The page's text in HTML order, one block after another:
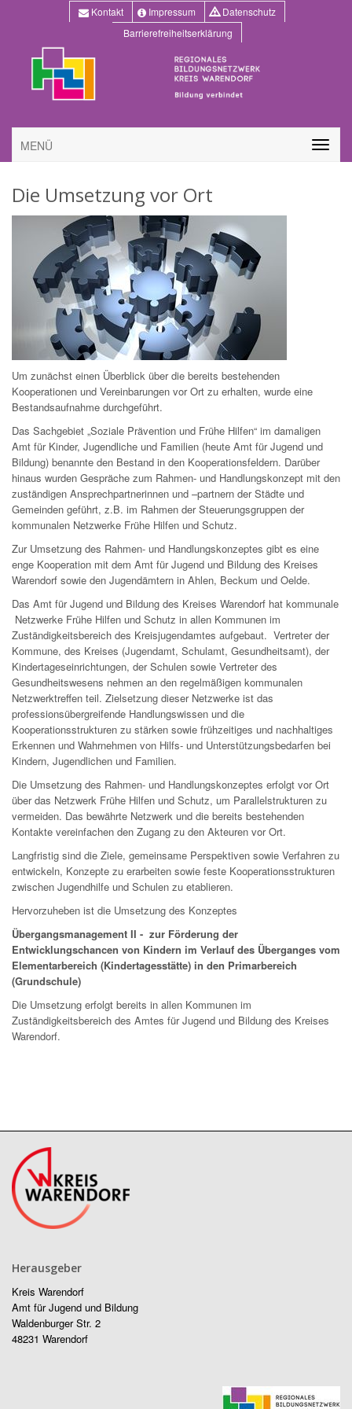
Kontakt Impressum
Datenschutz
Barrierefreiheitserklärung
MENÜ
Die Umsetzung vor Ort
Um zunächst einen Überblick über die bereits bestehenden
Kooperationen und Vereinbarungen vor Ort zu erhalten, wurde eine
Bestandsaufnahme durchgeführt.
Das Sachgebiet „Soziale Prävention und Frühe Hilfen“ im damaligen
Amt für Kinder, Jugendliche und Familien (heute Amt für Jugend und
Bildung) benannte den Bestand in den Kooperationsfeldern. Darüber
hinaus wurden Gespräche zum Rahmen- und Handlungskonzept mit den
zuständigen Ansprechpartnerinnen und –partnern der Städte und
Gemeinden geführt, z.B. im Rahmen der Steuerungsgruppen der
kommunalen Netzwerke Frühe Hilfen und Schutz.
Zur Umsetzung des Rahmen- und Handlungskonzeptes gibt es eine
enge Kooperation mit dem Amt für Jugend und Bildung des Kreises
Warendorf sowie den Jugendämtern in Ahlen, Beckum und Oelde.
Das Amt für Jugend und Bildung des Kreises Warendorf hat kommunale
Netzwerke Frühe Hilfen und Schutz in allen Kommunen im
Zuständigkeitsbereich des Kreisjugendamtes aufgebaut. Vertreter der
Kommune, des Kreises (Jugendamt, Schulamt, Gesundheitsamt), der
Kindertageseinrichtungen, der Schulen sowie Vertreter des
Gesundheitswesens nehmen an den regelmäßigen kommunalen
Netzwerktreffen teil. Zielsetzung dieser Netzwerke ist das
professionsübergreifende Handlungswissen und die
Kooperationsstrukturen zu stärken sowie frühzeitiges und nachhaltiges
Erkennen und Wahrnehmen von Hilfs- und Unterstützungsbedarfen bei
Kindern, Jugendlichen und Familien.
Die Umsetzung des Rahmen- und Handlungskonzeptes erfolgt vor Ort
über das Netzwerk Frühe Hilfen und Schutz, um Parallelstrukturen zu
vermeiden. Das bewährte Netzwerk und die bereits bestehenden
Kontakte vereinfachen den Zugang zu den Akteuren vor Ort.
Langfristig sind die Ziele, gemeinsame Perspektiven sowie Verfahren zu
entwickeln, Konzepte zu erarbeiten sowie feste Kooperationsstrukturen
zwischen Jugendhilfe und Schulen zu etablieren.
Hervorzuheben ist die Umsetzung des Konzeptes
Übergangsmanagement II - zur Förderung der
Entwicklungschancen von Kindern im Verlauf des Überganges vom
Elementarbereich (Kindertagesstätte) in den Primarbereich
(Grundschule)
Die Umsetzung erfolgt bereits in allen Kommunen im
Zuständigkeitsbereich des Amtes für Jugend und Bildung des Kreises
Warendorf.
Herausgeber
Kreis Warendorf
Amt für Jugend und Bildung
Waldenburger Str. 2
48231 Warendorf